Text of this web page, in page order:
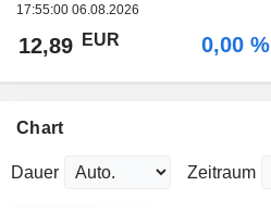
17:55:00 06.08.2026
12,89 EUR 0,00 %
Chart
Dauer Zeitraum